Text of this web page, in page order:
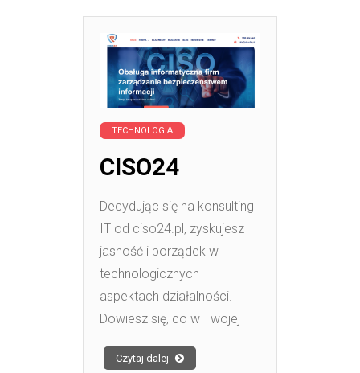
TECHNOLOGIA
CISO24
Decydując się na konsulting
IT od ciso24.pl, zyskujesz
jasność i porządek w
technologicznych
aspektach działalności.
Dowiesz się, co w Twojej
Czytaj dalej